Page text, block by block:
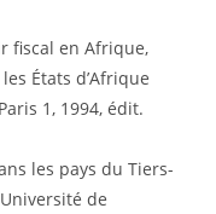
fiscal en Afrique,
États d’Afrique
1, 1994, édit.
les pays du Tiers-
de